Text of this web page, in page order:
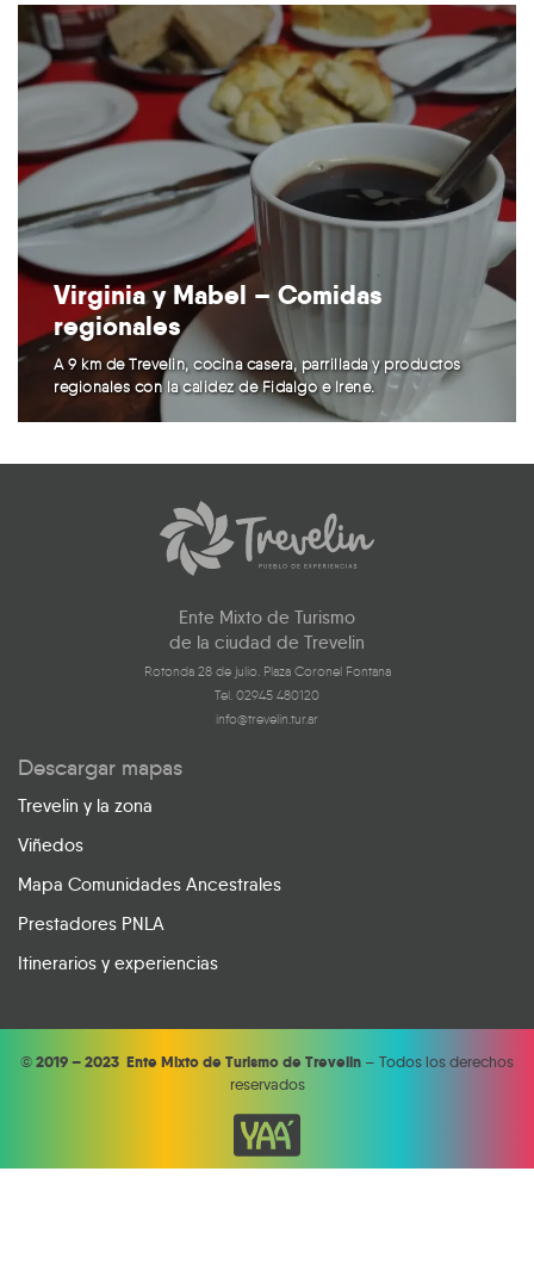
Virginia y Mabel – Comidas
regionales
A 9 km de Trevelin, cocina casera, parrillada y productos
regionales con la calidez de Fidalgo e Irene.
Ente Mixto de Turismo
de la ciudad de Trevelin
Rotonda 28 de julio. Plaza Coronel Fontana
Tel. 02945 480120
info@trevelin.tur.ar
Descargar mapas
Trevelin y la zona
Viñedos
Mapa Comunidades Ancestrales
Prestadores PNLA
Itinerarios y experiencias
©2019 – 2023 Ente Mixto de Turismo de Trevelin – Todos los derechos
reservados